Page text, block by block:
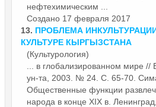
нефтехимическим ...
Создано 17 февраля 2017
13. ПРОБЛЕМА
КУЛЬТУРЕ КЫРГЫЗСТАНА
(Культурология)
... в глобализированном мире //
ун-та, 2003. № 24. С. 65-70.
Общественные функции
народа в конце ХIХ в.